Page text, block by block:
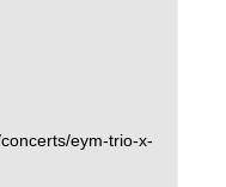
eym-trio-x-